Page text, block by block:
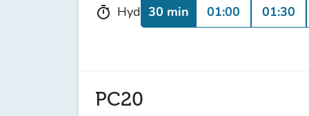
timer Hyd 30 min 01:00 01:30
PC20